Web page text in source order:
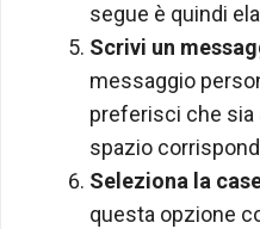
segue è quindi
Scrivi un
messaggio
preferisci che sia
spazio
Seleziona la
questa opzione